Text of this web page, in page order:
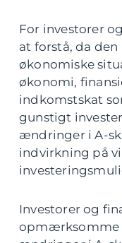
For investorer
at forstå, da
økonomiske
økonomi,
indkomstskat
gunstigt
ændringer i A-
indvirkning på
Investorer og
opmærksomme